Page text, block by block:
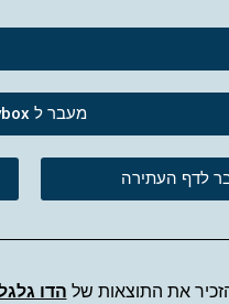
מעבר ל paybox
לדף העתירה
את התוצאות של הדו